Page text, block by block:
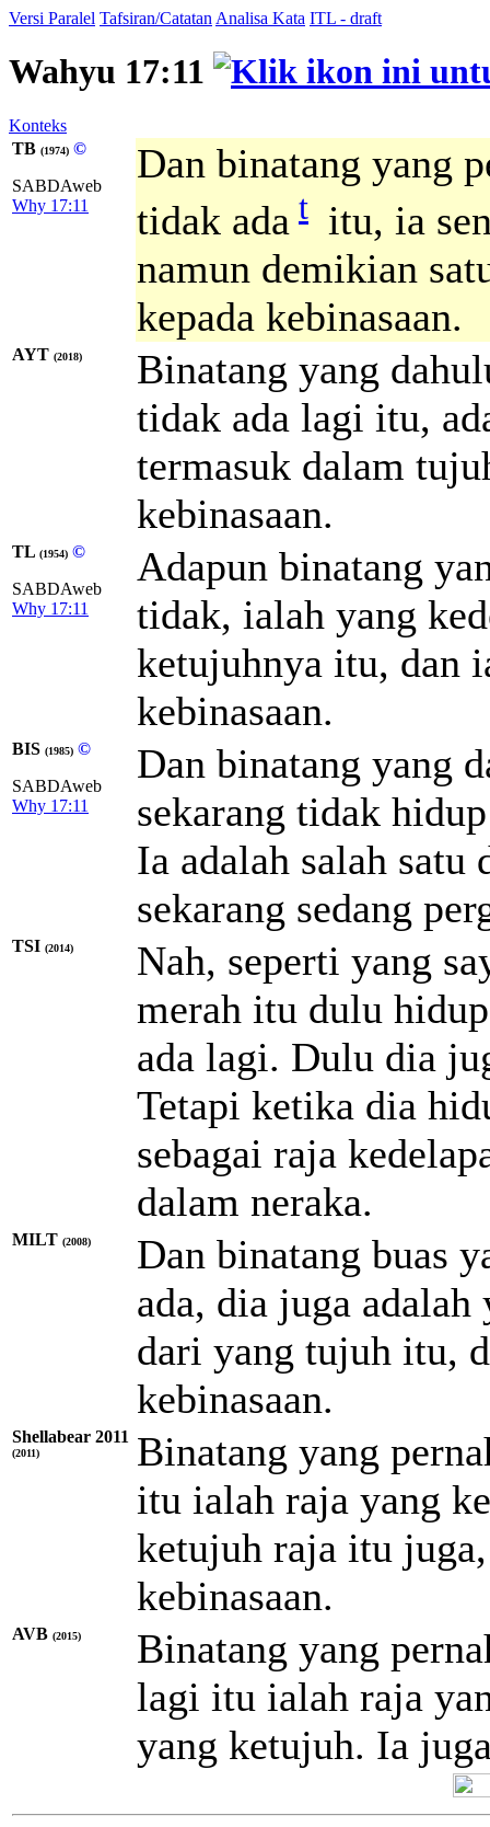
Versi Paralel Tafsiran/Catatan Analisa Kata ITL - draft
Wahyu 17:11
Konteks
TB (1974) ©
SABDAweb
Why 17:11
Dan binatang yang
tidak ada t itu, ia
namun demikian
kepada kebinasaan.
AYT (2018)
Binatang yang
tidak ada lagi itu,
termasuk dalam
kebinasaan.
TL (1954) ©
SABDAweb
Why 17:11
Adapun binatang
tidak, ialah yang
ketujuhnya itu, dan
kebinasaan.
BIS (1985) ©
SABDAweb
Why 17:11
Dan binatang yang
sekarang tidak
Ia adalah salah
sekarang sedang
TSI (2014)
Nah, seperti yang
merah itu dulu
ada lagi. Dulu dia
Tetapi ketika dia
sebagai raja
dalam neraka.
MILT (2008)
Dan binatang buas
ada, dia juga adalah
dari yang tujuh itu,
kebinasaan.
Shellabear 2011
(2011)
Binatang yang
itu ialah raja yang
ketujuh raja itu
kebinasaan.
AVB (2015)
Binatang yang
lagi itu ialah raja
yang ketujuh. Ia